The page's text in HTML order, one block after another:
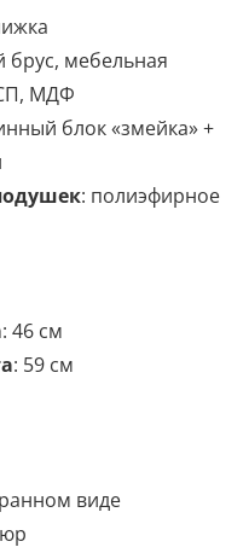
брус, мебельная
МДФ
блок «змейка» +
: полиэфирное
: 46 см
: 59 см
виде